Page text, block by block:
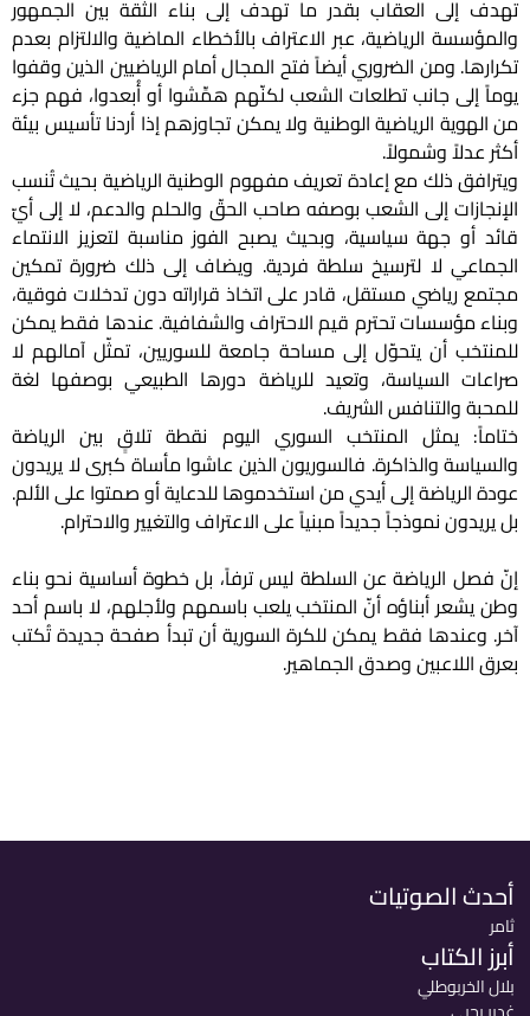
تهدف إلى العقاب بقدر ما تهدف إلى بناء الثقة بين الجمهور
والمؤسسة الرياضية، عبر الاعتراف بالأخطاء الماضية والالتزام بعدم
تكرارها. ومن الضروري أيضاً فتح المجال أمام الرياضيين الذين وقفوا
يوماً إلى جانب تطلعات الشعب لكنّهم همِّشوا أو أُبعدوا، فهم جزء
من الهوية الرياضية الوطنية ولا يمكن تجاوزهم إذا أردنا تأسيس بيئة
أكثر عدلاً وشمولاً.
ويترافق ذلك مع إعادة تعريف مفهوم الوطنية الرياضية بحيث تُنسب
الإنجازات إلى الشعب بوصفه صاحب الحقّ والحلم والدعم، لا إلى أيّ
قائد أو جهة سياسية، وبحيث يصبح الفوز مناسبة لتعزيز الانتماء
الجماعي لا لترسيخ سلطة فردية. ويضاف إلى ذلك ضرورة تمكين
مجتمع رياضي مستقل، قادر على اتخاذ قراراته دون تدخلات فوقية،
وبناء مؤسسات تحترم قيم الاحتراف والشفافية. عندها فقط يمكن
للمنتخب أن يتحوّل إلى مساحة جامعة للسوريين، تمثّل آمالهم لا
صراعات السياسة، وتعيد للرياضة دورها الطبيعي بوصفها لغة
للمحبة والتنافس الشريف.
ختاماً: يمثل المنتخب السوري اليوم نقطة تلاقٍ بين الرياضة
والسياسة والذاكرة. فالسوريون الذين عاشوا مأساة كبرى لا يريدون
عودة الرياضة إلى أيدي من استخدموها للدعاية أو صمتوا على الألم.
بل يريدون نموذجاً جديداً مبنياً على الاعتراف والتغيير والاحترام.
إنّ فصل الرياضة عن السلطة ليس ترفاً، بل خطوة أساسية نحو بناء
وطن يشعر أبناؤه أنّ المنتخب يلعب باسمهم ولأجلهم، لا باسم أحد
آخر. وعندها فقط يمكن للكرة السورية أن تبدأ صفحة جديدة تُكتب
بعرق اللاعبين وصدق الجماهير.
أحدث الصوتيات
ثامر
أبرز الكتاب
بلال الخربوطلي